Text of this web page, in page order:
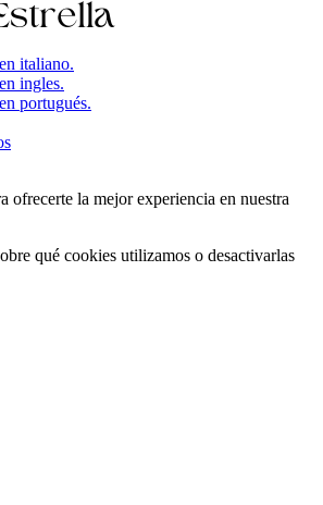
italiano.
ingles.
portugués.
ofrecerte la mejor experiencia en nuestra
qué cookies utilizamos o desactivarlas